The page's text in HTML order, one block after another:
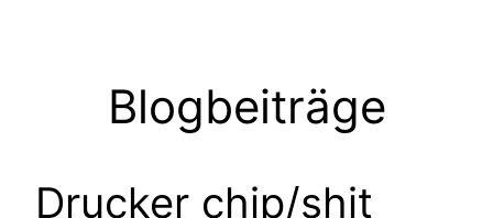
Blogbeiträge
Drucker chip/shit